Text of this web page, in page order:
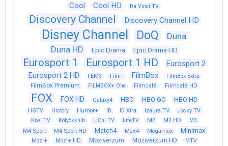
Cool Cool HD Da Vinci TV
Discovery Channel Discovery Channel HD
Disney Channel DoQ
Duna
Duna HD
Epic Drama Epic Drama HD
Eurosport 1 Eurosport 1 HD
Eurosport 2
Eurosport 2 HD
FEM3 Film+ FilmBox FilmBox Extra
FilmBox Premium FILMBOX+ One Filmcafé Filmcafé HD
FOX FOX HD Galaxy4 HBO HBO GO HBO HD
HGTV History Humor+ ID ID Xtra Izaura TV
Jocky TV
Kiwi TV
Kölyökklub LiChi TV LifeTV M2 M2 HD M3
M4 Sport M4 Sport HD Match4 Max4 Megamax Minimax
Mozi+ Mozi+ HD Moziverzum Moziverzum HD
MTV